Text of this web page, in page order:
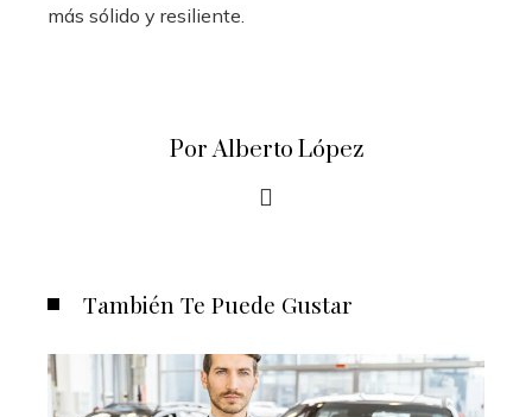
más sólido y resiliente.
Por Alberto López
También Te Puede Gustar